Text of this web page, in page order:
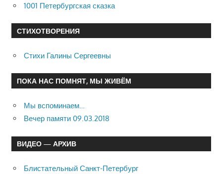
1001 Петербургская сказка
СТИХОТВОРЕНИЯ
Стихи Галины Сергеевны
ПОКА НАС ПОМНЯТ, МЫ ЖИВЁМ
Мы вспоминаем…
Вечер памяти 09.03.2018
ВИДЕО — АРХИВ
Блистательный Санкт-Петербург